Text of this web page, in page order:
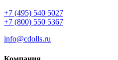
+7 (495) 540 5027
+7 (800) 550 5367
info@cdolls.ru